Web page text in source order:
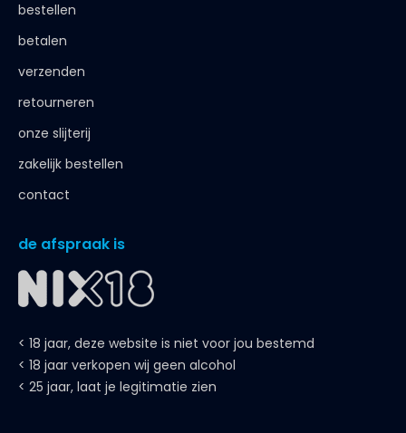
bestellen
betalen
verzenden
retourneren
onze slijterij
zakelijk bestellen
contact
de afspraak is
< 18 jaar, deze website is niet voor jou bestemd
< 18 jaar verkopen wij geen alcohol
< 25 jaar, laat je legitimatie zien